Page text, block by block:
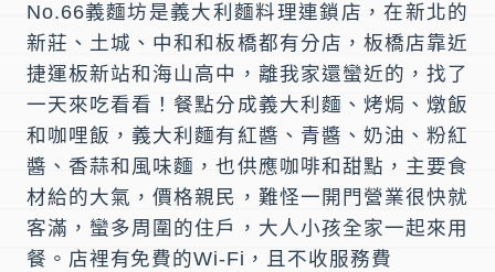
No.66義麵坊 是義大利麵料理連鎖店，在新北的
新莊、土城、中和和板橋都有分店，板橋店靠近
捷運板新站和海山高中，離我家還蠻近的，找了
一天來吃看看！餐點分成義大利麵 、烤焗 、燉飯
和 咖哩飯 ，義大利麵有紅醬、青醬、奶油、粉紅
醬、香蒜和風味麵，也供應咖啡和甜點，主要食
材給的大氣，價格親民，難怪一開門營業很快就
客滿，蠻多周圍的住戶，大人小孩全家一起來用
餐。店裡有免費的Wi-Fi，且不收服務費